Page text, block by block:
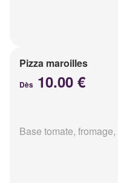
Pizza maroilles
Dès 10.00 €
Base tomate,